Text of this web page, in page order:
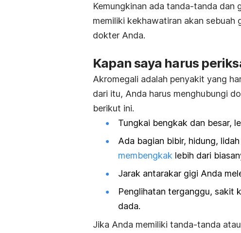
Kemungkinan ada tanda-tanda dan
memiliki kekhawatiran akan
dokter Anda.
Kapan saya harus
Akromegali adalah penyakit yang
dari itu, Anda harus menghubungi
berikut ini.
Tungkai bengkak dan besar,
Ada bagian bibir, hidung,
membengkak lebih dari
Jarak antarakar gigi Anda
Penglihatan terganggu, sakit
dada.
Jika Anda memiliki tanda-tanda